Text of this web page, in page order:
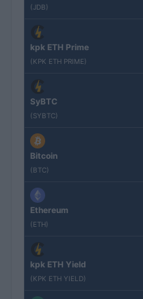
(JDB)
kpk ETH Prime
(KPK ETH PRIME)
SyBTC
(SYBTC)
Bitcoin
(BTC)
Ethereum
(ETH)
kpk ETH Yield
(KPK ETH YIELD)